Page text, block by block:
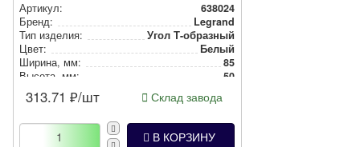
Артикул:
638024
Бренд:
Legrand
Тип изделия:
Угол Т-образный
Цвет:
Белый
Ширина, мм:
85
Высота, мм:
50
313.71 ₽/шт Склад завода
В КОРЗИНУ